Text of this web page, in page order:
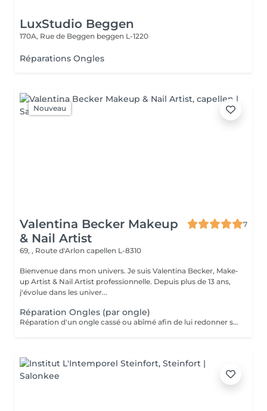
LuxStudio Beggen
170A, Rue de Beggen beggen L-1220
Réparations Ongles
Nouveau
Valentina Becker Makeup
& Nail Artist
7
69, , Route d'Arlon capellen L-8310
Bienvenue dans mon univers. Je suis Valentina Becker, Make-
up Artist & Nail Artist professionnelle. Depuis plus de 13 ans,
j'évolue dans les univer...
Réparation Ongles (par ongle)
Réparation d'un ongle cassé ou abîmé afin de lui redonner sa solidité et son aspect esthétique. Tarif par ongle. Gratuite pendant les 7 jours suivant votre rendez-vous. À partir du 8 jour, la réparation est facturée.